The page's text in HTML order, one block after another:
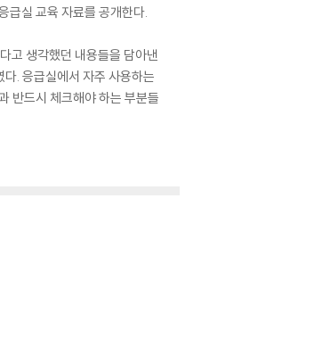
급실 교육 자료를 공개한다.
고 생각했던 내용들을 담아낸
. 응급실에서 자주 사용하는
반드시 체크해야 하는 부분들